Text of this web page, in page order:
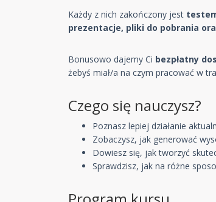
Każdy z nich zakończony jest
prezentacje, pliki do pobrania
Bonusowo dajemy Ci bezpłatny
żebyś miał/a na czym pracować w
Czego się nauczysz?
Poznasz lepiej działanie
Zobaczysz, jak generować
Dowiesz się, jak tworzyć
Sprawdzisz, jak na różne